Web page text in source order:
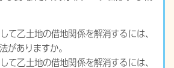
て乙土地の借地関係を解消するには、
がありますか。
て乙土地の借地関係を解消するには、